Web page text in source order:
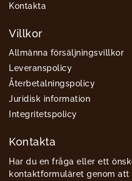
Kontakta
Villkor
Allmänna försäljningsvillkor
Leveranspolicy
Återbetalningspolicy
Juridisk information
Integritetspolicy
Kontakta
Har du en fråga eller ett
kontaktformuläret genom att